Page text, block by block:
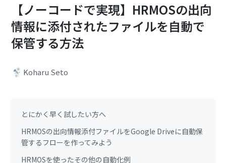
【ノーコードで実現】HRMOSの出向
情報に添付されたファイルを自動で
保管する方法
Koharu Seto
とにかく早く試したい方へ
HRMOSの出向情報添付ファイルをGoogle Driveに自動保
管するフローを作ってみよう
HRMOSを使ったその他の自動化例